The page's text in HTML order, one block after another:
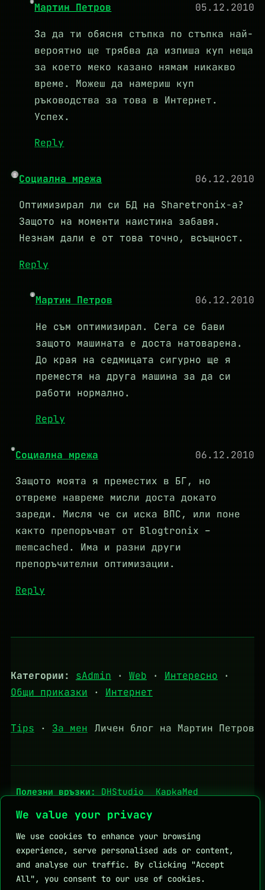
We value your privacy
We use cookies to enhance your browsing
experience, serve personalised ads or content,
and analyse our traffic. By clicking "Accept
All", you consent to our use of cookies.
Мартин Петров 05.12.2010
За да ти обясня стъпка по стъпка най-
вероятно ще трябва да изпиша куп неща
за което меко казано нямам никакво
време. Можеш да намериш куп
ръководства за това в Интернет.
Успех.
Reply
Социална мрежа 06.12.2010
Оптимизирал ли си БД на Sharetronix-a?
Защото на моменти наистина забавя.
Незнам дали е от това точно, всъщност.
Reply
Мартин Петров 06.12.2010
Не съм оптимизирал. Сега се бави
защото машината е доста натоварена.
До края на седмицата сигурно ще я
преместя на друга машина за да си
работи нормално.
Reply
Социална мрежа 06.12.2010
Защото моята я преместих в БГ, но
отвреме навреме мисли доста докато
зареди. Мисля че си иска ВПС, или поне
както препоръчват от Blogtronix –
memcached. Има и разни други
препоръчителни оптимизации.
Reply
Категории: sAdmin · Web · Интересно ·
Общи приказки · Интернет
Tips · За мен Личен блог на Мартин Петров
Полезни връзки: DHStudio
KapkaMed
Личен блог на Мартин Петров